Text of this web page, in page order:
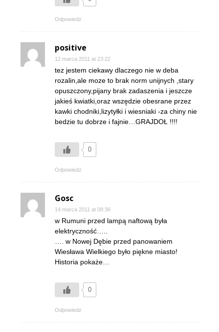
Odpowiedz
positive
12 marca 2011 at 23:22
tez jestem ciekawy dlaczego nie w deba
rozalin,ale moze to brak norm unijnych ,stary
opuszczony,pijany brak zadaszenia i jeszcze
jakieś kwiatki,oraz wszędzie obesrane przez
kawki chodniki,lizytyłki i wiesniaki -za chiny nie
bedzie tu dobrze i fajnie…GRAJDOŁ !!!!
0
Odpowiedz
Gosc
14 marca 2011 at 08:36
w Rumuni przed lampą naftową była
elektryczność…..
…. w Nowej Dębie przed panowaniem
Wiesława Wielkiego było piękne miasto!
Historia pokaże…
0
Odpowiedz